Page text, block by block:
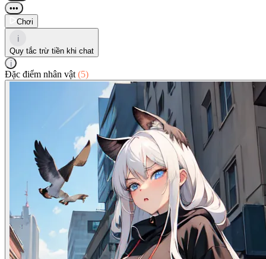
•••
Chơi
i
Quy tắc trừ tiền khi chat
i
Đặc điểm nhân vật (5)